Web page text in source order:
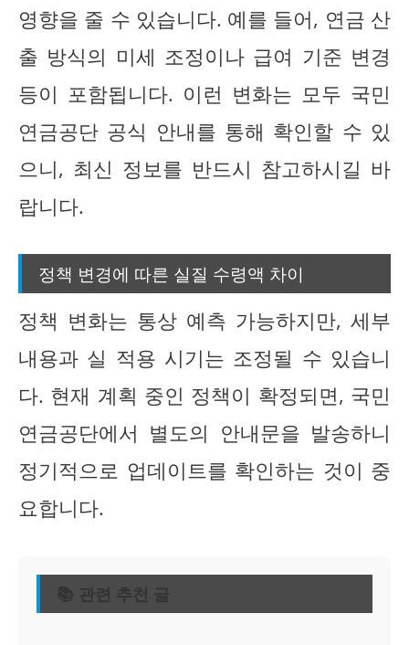
영향을 줄 수 있습니다. 예를 들어, 연금 산
출 방식의 미세 조정이나 급여 기준 변경
등이 포함됩니다. 이런 변화는 모두 국민
연금공단 공식 안내를 통해 확인할 수 있
으니, 최신 정보를 반드시 참고하시길 바
랍니다.
정책 변경에 따른 실질 수령액 차이
정책 변화는 통상 예측 가능하지만, 세부
내용과 실 적용 시기는 조정될 수 있습니
다. 현재 계획 중인 정책이 확정되면, 국민
연금공단에서 별도의 안내문을 발송하니
정기적으로 업데이트를 확인하는 것이 중
요합니다.
📚 관련 추천 글